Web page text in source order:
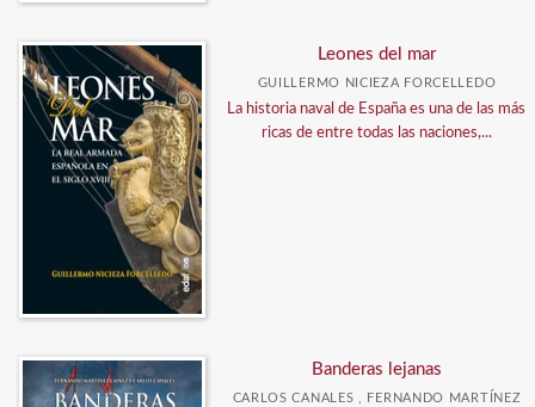
Leones del mar
GUILLERMO NICIEZA FORCELLEDO
La historia naval de España es una de las más
ricas de entre todas las naciones,...
Banderas lejanas
CARLOS CANALES , FERNANDO MARTÍNEZ